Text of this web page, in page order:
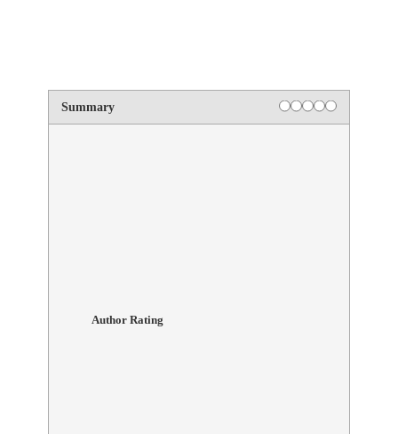
Summary
Author Rating